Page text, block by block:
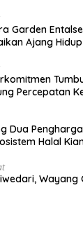
Garden
Ajang
Percepatan
Dua
Halal
Wayang